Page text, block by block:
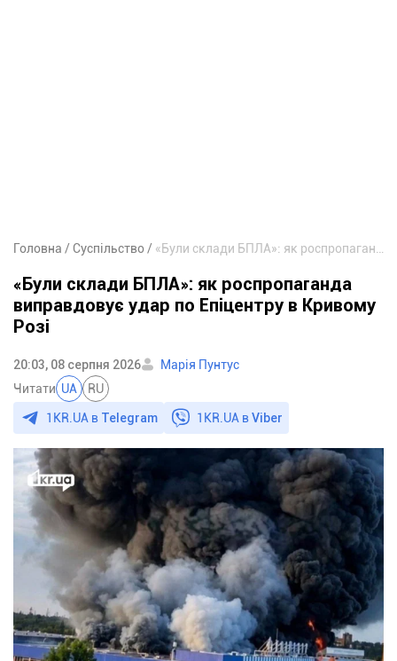
Головна Суспільство
«Були склади БПЛА»: як роспропаганда
виправдовує удар по Епіцентру в Кривому
Розі
20:03, 08 серпня 2026
Марія Пунтус
Читати UA RU
1KR.UA в Telegram 1KR.UA вViber